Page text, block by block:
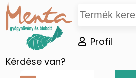
Kérdése van?
Profil